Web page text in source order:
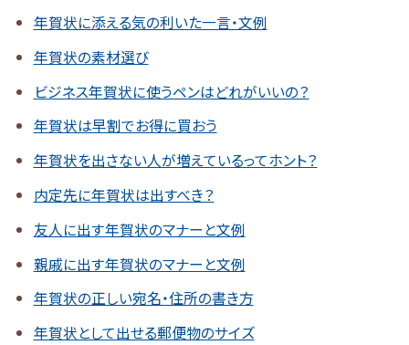
年賀状に添える気の利いた一言・文例
年賀状の素材選び
ビジネス年賀状に使うペンはどれがいいの？
年賀状は早割でお得に買おう
年賀状を出さない人が増えているってホント？
内定先に年賀状は出すべき？
友人に出す年賀状のマナーと文例
親戚に出す年賀状のマナーと文例
年賀状の正しい宛名・住所の書き方
年賀状として出せる郵便物のサイズ